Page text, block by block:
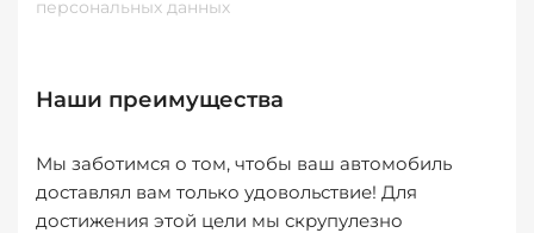
персональных данных
Наши преимущества
Мы заботимся о том, чтобы ваш автомобиль
доставлял вам только удовольствие! Для
достижения этой цели мы скрупулезно